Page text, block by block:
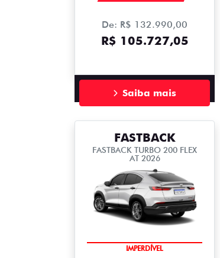
De: R$ 132.990,00
R$ 105.727,05
Saiba mais
FASTBACK
FASTBACK TURBO 200 FLEX
AT 2026
IMPERDÍVEL